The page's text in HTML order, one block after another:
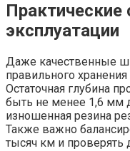
Практические
эксплуатации
Даже качественные
правильного
Остаточная глубина
быть не менее 1,6 мм
изношенная резина
Также важно
тысяч км и проверять